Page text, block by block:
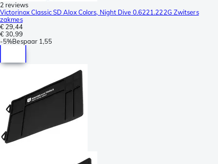
2 reviews
Victorinox Classic SD Alox Colors, Night Dive 0.6221.222G Zwitsers
zakmes
€ 29,44
€ 30,99
-5%Bespaar 1,55